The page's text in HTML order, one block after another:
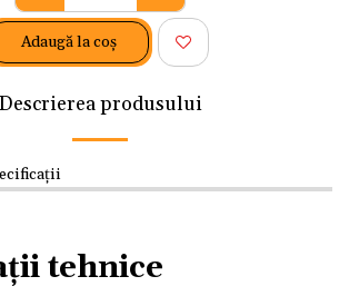
Adaugă la coş
Descrierea produsului
tehnice